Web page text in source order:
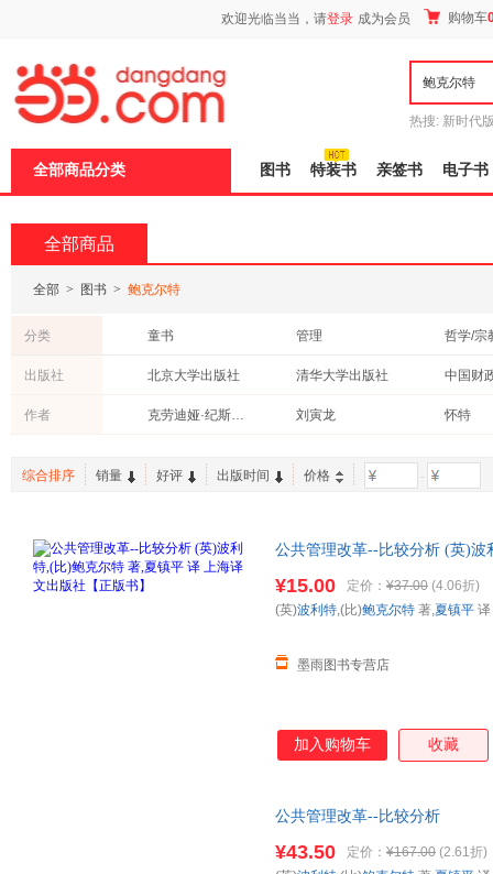
欢迎光临当当，请登录 成为会员 购物车
热搜: 新时代
全部商品分类 图书 特装书 亲签书 电子书
全部商品
全部 > 图书 > 鲍克尔特
分类 童书 管理
哲学/宗
科普读物
艺术
社会科
出版社 北京大学出版社
清华大学出版社
机械工业出版社
作者 克劳迪娅·纪斯伯格 刘寅龙
怀特
综合排序
销量 好评 出版时间 价格 -
公共管理改革--比较分析 (英)
¥15.00 定价： ¥37.00 (4.06折)
墨雨图书专营店
(英)波利特,(比)鲍克尔特 著,夏镇平 译
加入购物车 收藏
公共管理改革--比较分析
¥43.50 定价： ¥167.00 (2.61折)
页
加